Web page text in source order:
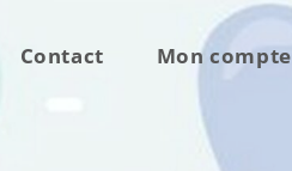
Contact Mon compte